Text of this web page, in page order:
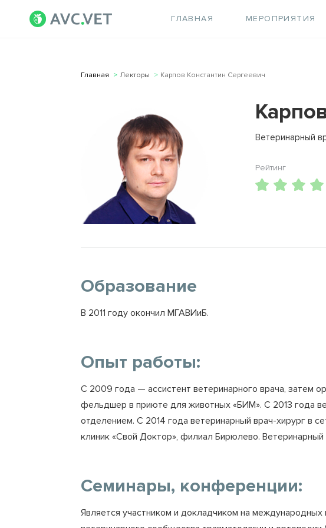
ГЛАВНАЯ МЕРОПРИЯТИЯ
Главная Лекторы Карпов Константин Сергеевич
Ветеринарный
Рейтинг
Образование
В 2011 году окончил МГАВИиБ.
Опыт работы:
С 2009 года — ассистент ветеринарного врача, затем
фельдшер в приюте для животных «БИМ». С 2013 года
отделением. С 2014 года ветеринарный врач-хирург в
клиник «Свой Доктор», филиал Бирюлево.
Семинары, конференции:
Является участником и докладчиком на